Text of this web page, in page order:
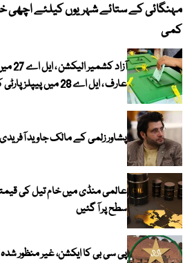
مہنگائی کے ستائے شہریوں کیلئے اچھی
کمی
آزاد
عارف ، ایل اے 28 میں پیپلز پارٹی کے بازل نقوی کامیاب
پشاور زلمی کے مالک جاوید آفریدی
عالمی منڈی میں خام تیل کی
سطح پر آ گئیں
پی سی بی کا ایکشن، غیر منظور